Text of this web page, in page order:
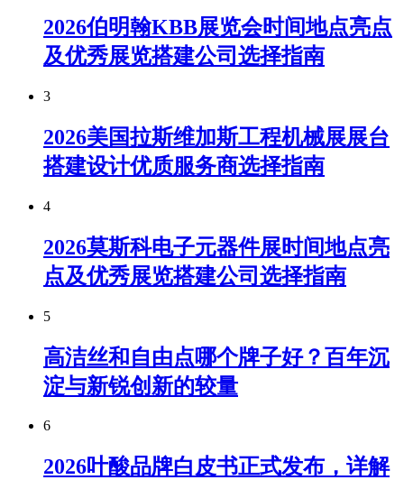
2026伯明翰KBB展览会时间地点亮点
及优秀展览搭建公司选择指南
3
2026美国拉斯维加斯工程机械展展台
搭建设计优质服务商选择指南
4
2026莫斯科电子元器件展时间地点亮
点及优秀展览搭建公司选择指南
5
高洁丝和自由点哪个牌子好？百年沉
淀与新锐创新的较量
6
2026叶酸品牌白皮书正式发布，详解